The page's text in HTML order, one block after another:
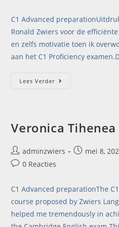
C1 Advanced
Ronald Zwiers voor de
en zelfs motivatie toen ik
aan het C1 Proficiency
Lees Verder
Veronica Tihenea
adminzwiers mei 8,
0 Reacties
C1 Advanced preparationThe
course proposed by Zwiers
helped me tremendously in